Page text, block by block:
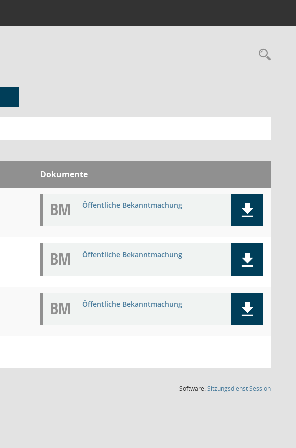
Dokumente
BM Öffentliche Bekanntmachung
BM Öffentliche Bekanntmachung
BM Öffentliche Bekanntmachung
Software:SitzungsdienstSession(Wird in